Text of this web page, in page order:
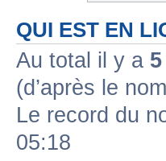
QUI EST EN
Au total il y a 5
(d’après le
Le record du
05:18